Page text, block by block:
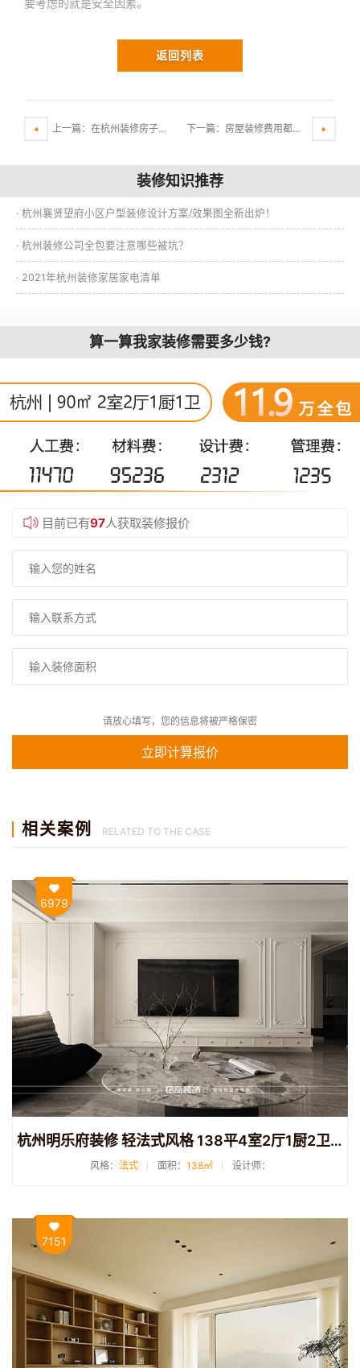
要考虑的就是安全因素。
返回列表
上一篇：在杭州装修房子为什么越来越多的业主选择全屋整装？ 下一篇：房屋装修费用都包括什么？如何控制装修预算？
装修知识推荐
· 杭州襄贤望府小区户型装修设计方案/效果图全新出炉！
· 杭州装修公司全包要注意哪些被坑？
· 2021年杭州装修家居家电清单
算一算我家装修需要多少钱?
目前已有97人获取装修报价
请放心填写，您的信息将被严格保密
相关案例 RELATED TO THE CASE
6979
杭州明乐府装修 轻法式风格 138平4室2厅1厨2卫装修
风格： 法式 面积： 138㎡ 设计师：
7151